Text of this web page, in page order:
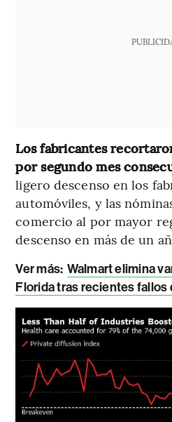
Los fabricantes
por segundo mes
ligero descenso en los
automóviles, y las
comercio al por mayor
descenso en más de un
Ver más: Walmart elimina
Florida tras recientes fallos